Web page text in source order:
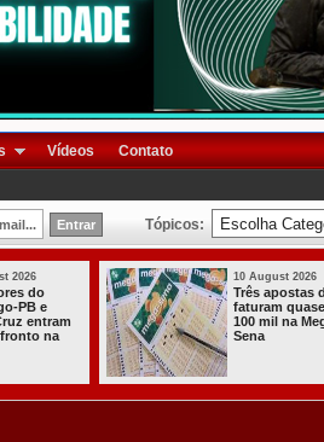
Vídeos Contato
Tópicos:
2026
do
PB e
entram
na
10 August 2026
Três apostas
faturam
100 mil na
Sena